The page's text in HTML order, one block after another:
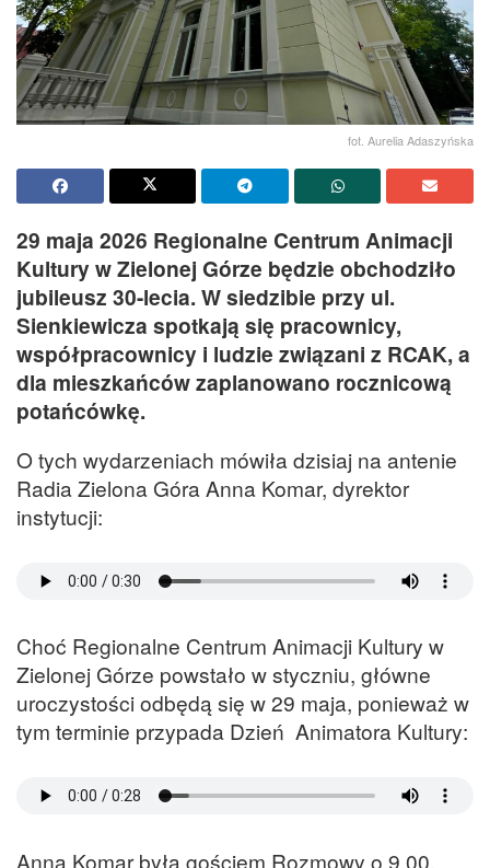
fot. Aurelia Adaszyńska
29 maja 2026 Regionalne Centrum Animacji
Kultury w Zielonej Górze będzie obchodziło
jubileusz 30-lecia. W siedzibie przy ul.
Sienkiewicza spotkają się pracownicy,
współpracownicy i ludzie związani z RCAK, a
dla mieszkańców zaplanowano rocznicową
potańcówkę.
O tych wydarzeniach mówiła dzisiaj na antenie
Radia Zielona Góra Anna Komar, dyrektor
instytucji:
Choć Regionalne Centrum Animacji Kultury w
Zielonej Górze powstało w styczniu, główne
uroczystości odbędą się w 29 maja, ponieważ w
tym terminie przypada Dzień Animatora Kultury:
Anna Komar była gościem Rozmowy o 9.00.